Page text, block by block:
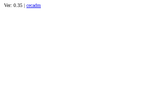
Ver: 0.35 | cecadm